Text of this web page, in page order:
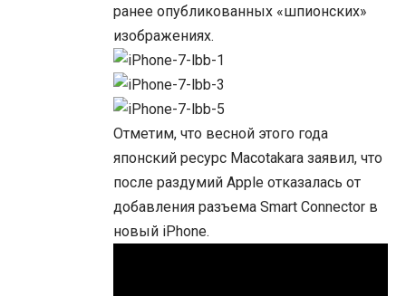
ранее опубликованных «шпионских»
изображениях.
Отметим, что весной этого года
японский ресурс Macotakara заявил, что
после раздумий Apple отказалась от
добавления разъема Smart Connector в
новый iPhone.